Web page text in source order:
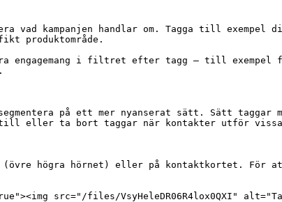
vad kampanjen handlar om. Tagga till exempel
produktområde.
engagemang i filtret efter tagg — till
på ett mer nyanserat sätt. Sätt
eller ta bort taggar när kontakter utför vissa
(övre högra hörnet) eller på kontaktkortet.
src="/files/VsyHeleDR06R4lox0QXI"